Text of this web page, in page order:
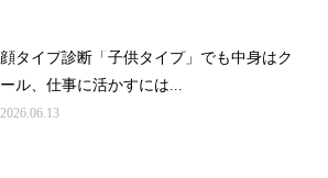
顔タイプ診断「子供タイプ」でも中身はク
ール、仕事に活かすには...
2026.06.13